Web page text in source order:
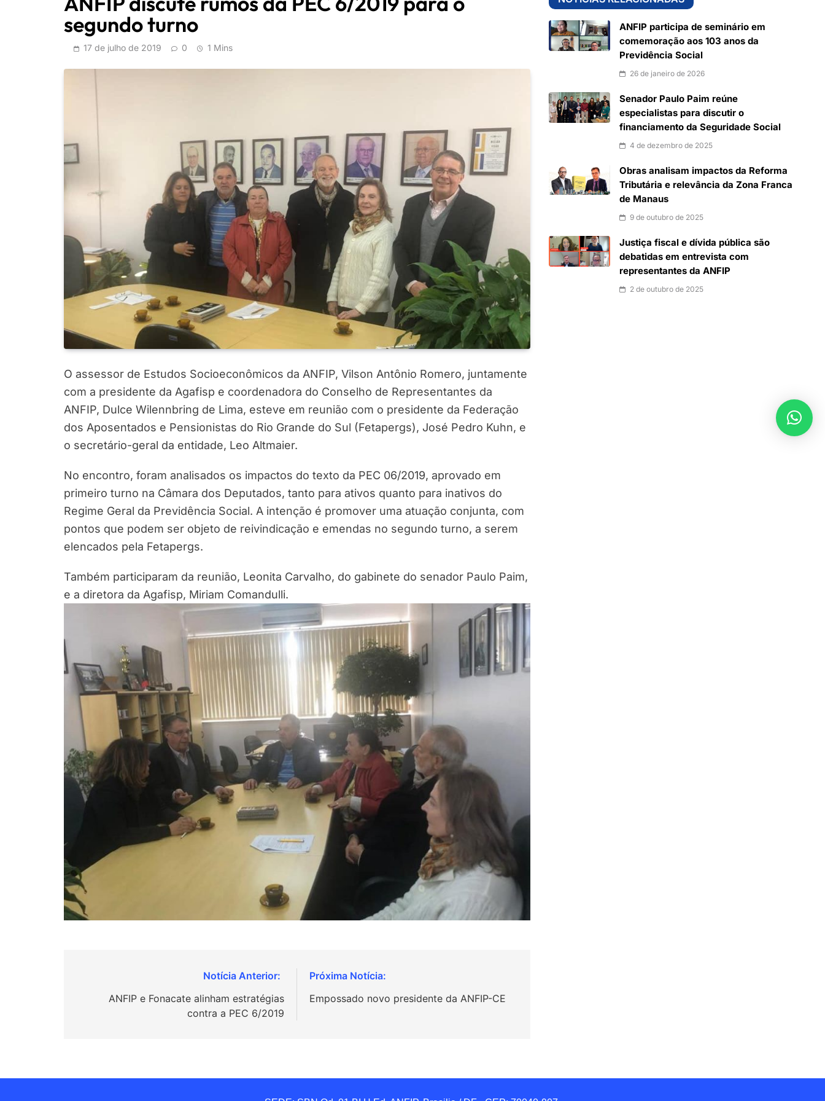
segundo turno
17 de julho de 2019 0 1 Mins
O assessor de Estudos Socioeconômicos da ANFIP, Vilson Antônio Romero, juntamente
com a presidente da Agafisp e coordenadora do Conselho de Representantes da
ANFIP, Dulce Wilennbring de Lima, esteve em reunião com o presidente da Federação
dos Aposentados e Pensionistas do Rio Grande do Sul (Fetapergs), José Pedro Kuhn, e
o secretário-geral da entidade, Leo Altmaier.
No encontro, foram analisados os impactos do texto da PEC 06/2019, aprovado em
primeiro turno na Câmara dos Deputados, tanto para ativos quanto para inativos do
Regime Geral da Previdência Social. A intenção é promover uma atuação conjunta, com
pontos que podem ser objeto de reivindicação e emendas no segundo turno, a serem
elencados pela Fetapergs.
Também participaram da reunião, Leonita Carvalho, do gabinete do senador Paulo Paim,
e a diretora da Agafisp, Miriam Comandulli.
ANFIP e Fonacate alinham estratégias
contra a PEC 6/2019
Empossado novo presidente da ANFIP-CE
ANFIP participa de seminário em
comemoração aos 103 anos da
Previdência Social
26 de janeiro de 2026
Senador Paulo Paim reúne
especialistas para discutir o
financiamento da Seguridade Social
4 de dezembro de 2025
Obras analisam impactos da Reforma
Tributária e relevância da Zona Franca
de Manaus
9 de outubro de 2025
Justiça fiscal e dívida pública são
debatidas em entrevista com
representantes da ANFIP
2 de outubro de 2025